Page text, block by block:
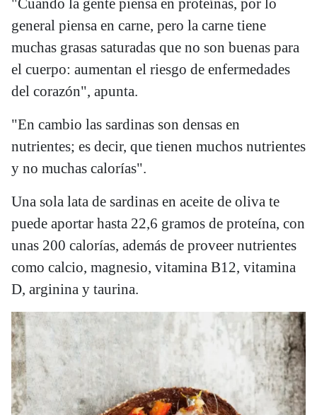
"Cuando la gente piensa en proteínas, por lo
general piensa en carne, pero la carne tiene
muchas grasas saturadas que no son buenas para
el cuerpo: aumentan el riesgo de enfermedades
del corazón", apunta.
"En cambio las sardinas son densas en
nutrientes; es decir, que tienen muchos nutrientes
y no muchas calorías".
Una sola lata de sardinas en aceite de oliva te
puede aportar hasta 22,6 gramos de proteína, con
unas 200 calorías, además de proveer nutrientes
como calcio, magnesio, vitamina B12, vitamina
D, arginina y taurina.